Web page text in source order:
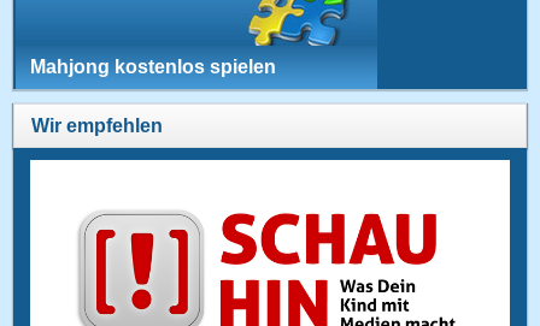
Mahjong kostenlos spielen
Wir empfehlen